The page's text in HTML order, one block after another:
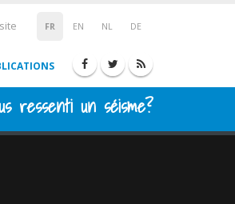
FR EN NL DE
ressenti un séisme?